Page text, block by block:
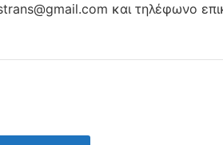
και τηλέφωνο